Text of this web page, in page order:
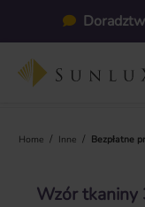
Przejdź do głównej zawartości
Home / Inne / Bezpłatne
Wzór tkaniny